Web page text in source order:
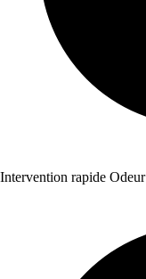
Intervention rapide Odeur